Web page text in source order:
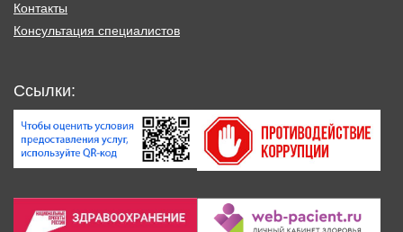
Контакты
Консультация специалистов
Ссылки: